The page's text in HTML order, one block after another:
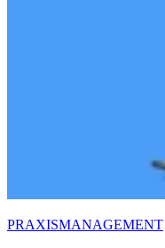
PRAXISMANAGEMENT